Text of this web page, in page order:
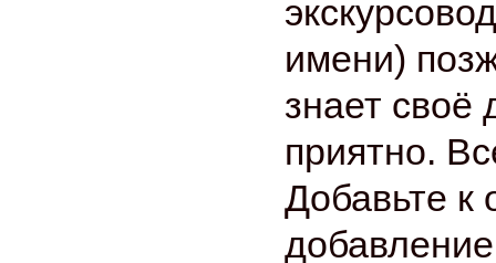
имени)
знает своё
приятно.
Добавьте к